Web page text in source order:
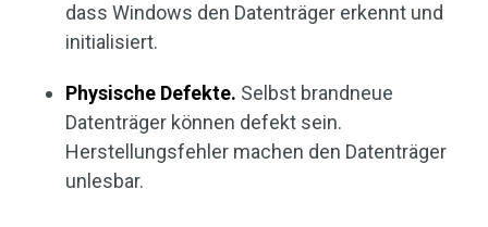
dass Windows den Datenträger erkennt und
initialisiert.
Physische Defekte. Selbst brandneue
Datenträger können defekt sein.
Herstellungsfehler machen den Datenträger
unlesbar.